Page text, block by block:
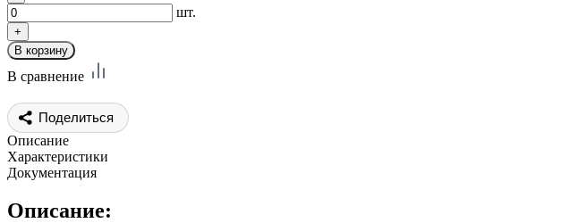
шт.
В сравнение
Поделиться
Описание
Характеристики
Документация
Описание: